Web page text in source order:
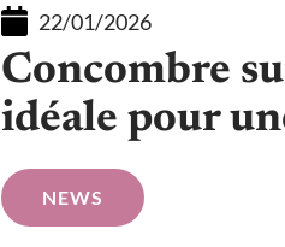
22/01/2026
Concombre
idéale pour
NEWS